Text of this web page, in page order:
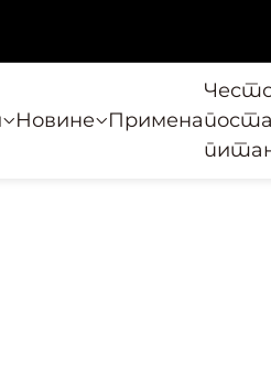
Новине Примена